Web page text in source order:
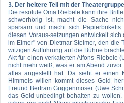
3. Der heitere Teil mit der Theatergruppe
Die resolute Oma Riebele kann ihre
schwerhörig ist, macht die Sache
sparsam und macht sich
diesen Voraus-setzungen entwickelt
im Eimer" von Dietmar Steimer, den die
witzigen Aufführung auf die Bühne
Akt für einen verkaterten Alfons Riebele
nicht mehr weiß, was er am Abend
alles angestellt hat. Da sieht er einen
Himmels willen kommt dieses Geld
Freund Bertram Guggenmoser (Uwe
das Geld unbedingt behalten zu